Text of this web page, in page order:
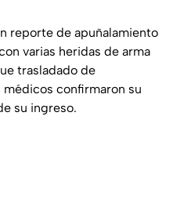
reporte de apuñalamiento
varias heridas de arma
trasladado de
confirmaron su
su ingreso.